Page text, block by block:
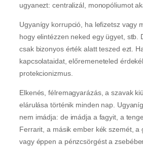
ugyanezt: centralizál, monopóliumot
Ugyanígy korrupció, ha lefizetsz vagy
hogy elintézzen neked egy ügyet, stb.
csak bizonyos érték alatt teszed ezt.
kapcsolataidat, előremeneteled
protekcionizmus.
Elkenés, félremagyarázás, a szavak
elárulása történik minden nap.
nem imádja: de imádja a fagyit, a
Ferrarit, a másik ember kék szemét, a
vagy éppen a pénzcsörgést a